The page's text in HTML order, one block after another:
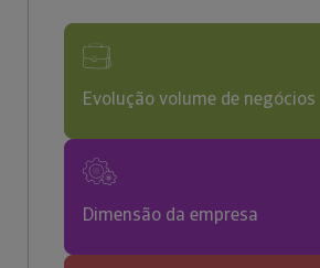
Evolução volume de negócios
Dimensão da empresa